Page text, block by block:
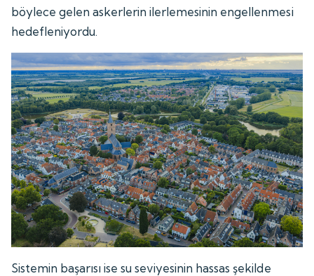
böylece gelen askerlerin ilerlemesinin engellenmesi
hedefleniyordu.
Sistemin başarısı ise su seviyesinin hassas şekilde